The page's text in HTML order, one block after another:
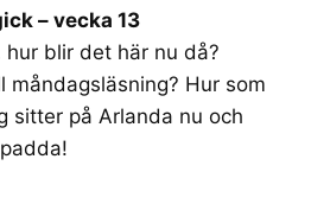
– vecka 13
hur blir det här nu då?
måndagsläsning? Hur som
sitter på Arlanda nu och